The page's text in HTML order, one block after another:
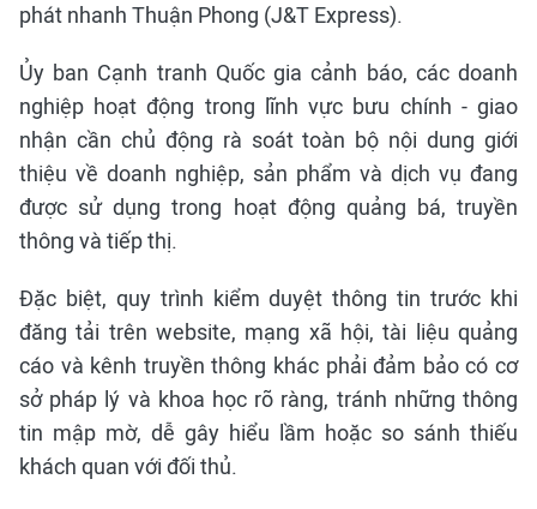
phát nhanh Thuận Phong (J&T Express).
Ủy ban Cạnh tranh Quốc gia cảnh báo, các doanh
nghiệp hoạt động trong lĩnh vực bưu chính - giao
nhận cần chủ động rà soát toàn bộ nội dung giới
thiệu về doanh nghiệp, sản phẩm và dịch vụ đang
được sử dụng trong hoạt động quảng bá, truyền
thông và tiếp thị.
Đặc biệt, quy trình kiểm duyệt thông tin trước khi
đăng tải trên website, mạng xã hội, tài liệu quảng
cáo và kênh truyền thông khác phải đảm bảo có cơ
sở pháp lý và khoa học rõ ràng, tránh những thông
tin mập mờ, dễ gây hiểu lầm hoặc so sánh thiếu
khách quan với đối thủ.